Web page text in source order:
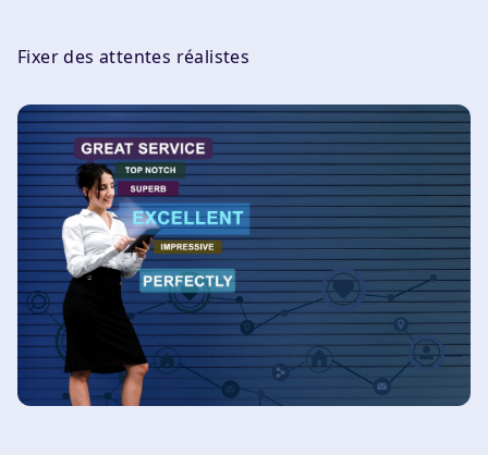
Fixer des attentes réalistes